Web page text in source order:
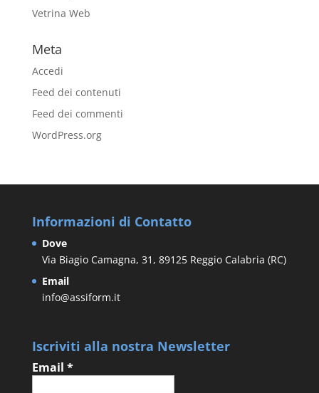
Vetrina Web
Meta
Accedi
Feed dei contenuti
Feed dei commenti
WordPress.org
Informazioni di Contatto
Dove
Via Biagio Camagna, 31, 89125 Reggio Calabria (RC)
Email
info@assiform.it
Iscriviti alla nostra Newsletter
Email *